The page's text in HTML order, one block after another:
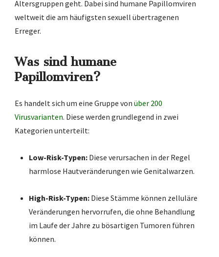
Altersgruppen geht. Dabei sind humane Papillomviren
weltweit die am häufigsten sexuell übertragenen
Erreger.
Was sind humane
Papillomviren?
Es handelt sich um eine Gruppe von über 200
Virusvarianten. Diese werden grundlegend in zwei
Kategorien unterteilt:
Low-Risk-Typen:Diese verursachen in der Regel
harmlose Hautveränderungen wie Genitalwarzen.
High-Risk-Typen:Diese Stämme können zelluläre
Veränderungen hervorrufen, die ohne Behandlung
im Laufe der Jahre zu bösartigen Tumoren führen
können.